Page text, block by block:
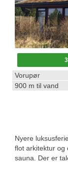
Vorupør
900 m til vand
Nyere
flot arkitektur og
sauna. Der er